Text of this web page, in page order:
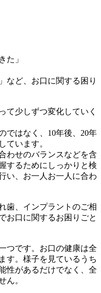
た」
など、お口に関する困り
て少しずつ変化していく
ではなく、10年後、20年
ています。
わせのバランスなどを含
するためにしっかりと検
い、お一人お一人に合わ
歯、インプラントのご相
お口に関するお困りごと
つです。お口の健康は全
す。様子を見ているうち
性があるだけでなく、全
ん。